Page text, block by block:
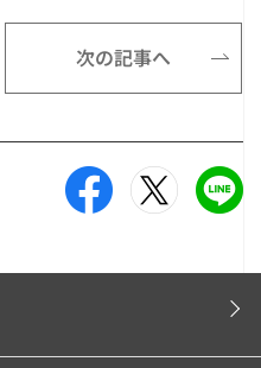
次の記事へ